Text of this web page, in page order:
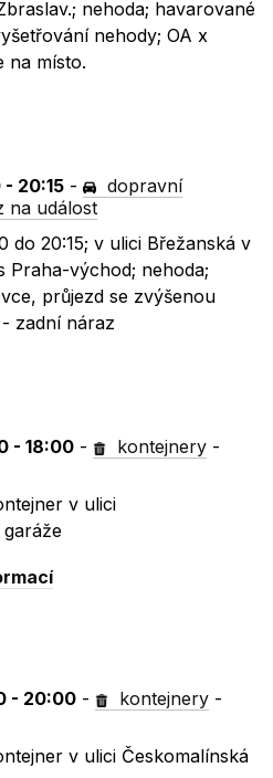
nehoda; havarované
nehody; OA x
na místo.
- 20:15 -
dopravní
na událost
do 20:15; v ulici Břežanská v
Praha-východ; nehoda;
průjezd se zvýšenou
zadní náraz
- 18:00 - kontejnery -
v ulici
- 20:00 - kontejnery -
v ulici Českomalínská